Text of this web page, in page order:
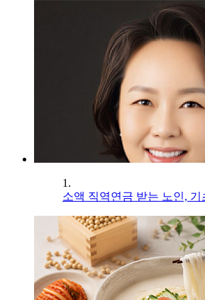
1.
소액 직역연금 받는 노인,